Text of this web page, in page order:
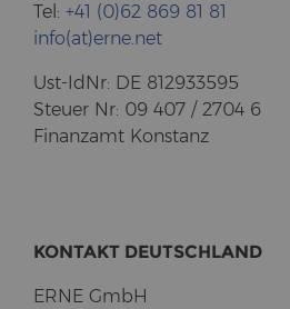
Tel: +41 (0)62 869 81 81
info(at)erne.net
Ust-​IdNr: DE 812933595
Steu­er Nr: 09 407 / 2704 6
Fi­nanz­amt Kon­stanz
KON­TAKT DEUTSCH­LAND
ERNE GmbH